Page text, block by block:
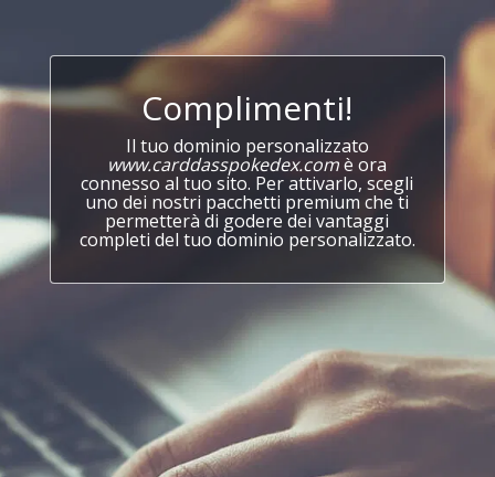
Complimenti!
Il tuo dominio personalizzato
www.carddasspokedex.comè ora
connesso al tuo sito. Per attivarlo, scegli
uno dei nostri pacchetti premium che ti
permetterà di godere dei vantaggi
completi del tuo dominio personalizzato.